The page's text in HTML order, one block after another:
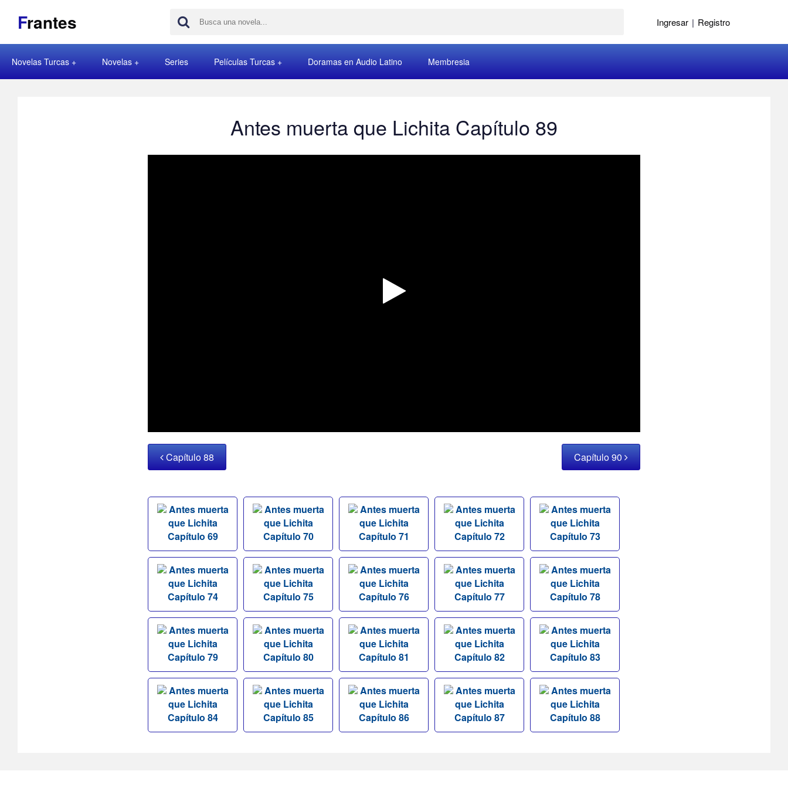
Frantes Ingresar | Registro
Novelas Turcas Novelas Series Películas Turcas Doramas en Audio Latino Membresia
Antes muerta que Lichita Capítulo 89
Capítulo 88 Capítulo 90
Antes muerta
que Lichita
Capítulo 69
Antes muerta
que Lichita
Capítulo 70
Antes muerta
que Lichita
Capítulo 71
Antes muerta
que Lichita
Capítulo 72
Antes muerta
que Lichita
Capítulo 73
Antes muerta
que Lichita
Capítulo 74
Antes muerta
que Lichita
Capítulo 75
Antes muerta
que Lichita
Capítulo 76
Antes muerta
que Lichita
Capítulo 77
Antes muerta
que Lichita
Capítulo 78
Antes muerta
que Lichita
Capítulo 79
Antes muerta
que Lichita
Capítulo 80
Antes muerta
que Lichita
Capítulo 81
Antes muerta
que Lichita
Capítulo 82
Antes muerta
que Lichita
Capítulo 83
Antes muerta
que Lichita
Capítulo 84
Antes muerta
que Lichita
Capítulo 85
Antes muerta
que Lichita
Capítulo 86
Antes muerta
que Lichita
Capítulo 87
Antes muerta
que Lichita
Capítulo 88